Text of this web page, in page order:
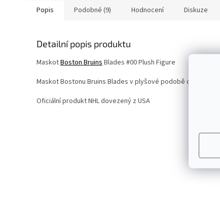
Popis Podobné (9) Hodnocení Diskuze
Detailní popis produktu
MaskotBoston BruinsBlades #00 Plush Figure
Maskot Bostonu Bruins Blades v plyšové podobě od firmy
Oficiální produkt NHL dovezený z USA